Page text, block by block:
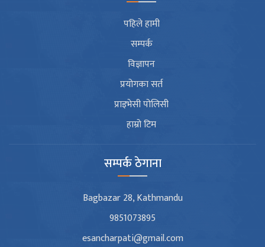
पहिले हामी
सम्पर्क
विज्ञापन
प्रयोगका सर्त
प्राइभेसी पोलिसी
हाम्रो टिम
सम्पर्क ठेगाना
Bagbazar 28, Kathmandu
9851073895
esancharpati@gmail.com